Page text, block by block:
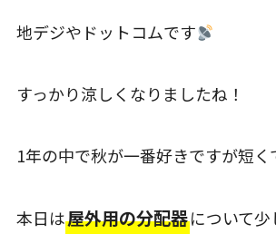
地デジやドットコムです
すっかり涼しくなりましたね！
1年の中で秋が一番好きですが短く
本日は屋外用の分配器について